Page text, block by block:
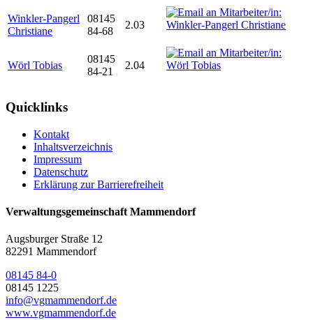
Winkler-Pangerl
Christiane
08145
84-68
2.03
Wörl Tobias
08145
84-21
2.04
Quicklinks
Kontakt
Inhaltsverzeichnis
Impressum
Datenschutz
Erklärung zur Barrierefreiheit
Verwaltungsgemeinschaft Mammendorf
Augsburger Straße 12
82291 Mammendorf
08145 84-0
08145 1225
info@vgmammendorf.de
www.vgmammendorf.de